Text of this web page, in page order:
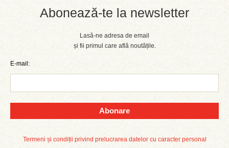
Abonează-te la newsletter
Lasă-ne adresa de email
și fii primul care află noutățile.
E-mail:
Abonare
Termeni și condiții privind prelucrarea datelor cu caracter personal